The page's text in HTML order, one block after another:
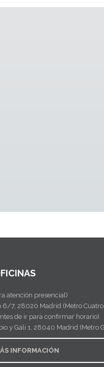
atención presencial)
6/7, 28020 Madrid (Metro
de ir para confirmar horario)
y Gali 1, 28040 Madrid (Metro
INFORMACIÓN